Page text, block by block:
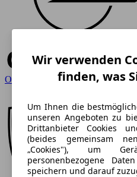
Opel
Wir verwenden
finden, was
Um Ihnen die
unseren Angeboten zu
Drittanbieter Cookies
(beides gemeinsam
„Cookies"), um
personenbezogene
speichern und darauf